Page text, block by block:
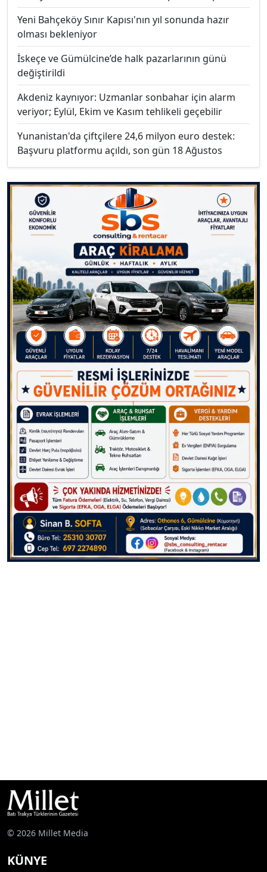
Yeni Bahçeköy Sınır Kapısı'nın yıl sonunda hazır
olması bekleniyor
İskeçe ve Gümülcine’de halk pazarlarının günü
değiştirildi
Akdeniz kaynıyor: Uzmanlar sonbahar için alarm
veriyor; Eylül, Ekim ve Kasım tehlikeli geçebilir
Yunanistan'da çiftçilere 24,6 milyon euro destek:
Başvuru platformu açıldı, son gün 18 Ağustos
© 2026 Millet Media
KÜNYE